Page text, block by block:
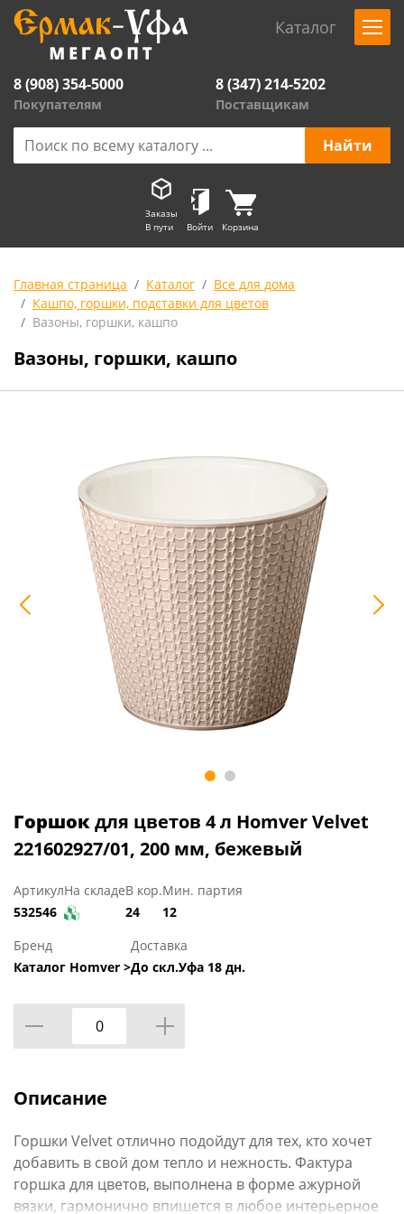
Каталог
8 (908) 354-5000
Покупателям
8 (347) 214-5202
Поставщикам
Заказы
В пути
Войти Корзина
Главная страница Каталог
Все для дома
Кашпо, горшки, подставки для цветов
Вазоны, горшки, кашпо
Вазоны, горшки, кашпо
Горшокдля цветов 4 л Homver Velvet
221602927/01, 200 мм, бежевый
Артикул
532546
На складеВ кор.
24
Мин. партия
12
Бренд
Каталог Homver >
Доставка
До скл.Уфа 18 дн.
Описание
Горшки Velvet отлично подойдут для тех, кто хочет
добавить в свой дом тепло и нежность. Фактура
горшка для цветов, выполнена в форме ажурной
вязки, гармонично впишется в любое интерьерное